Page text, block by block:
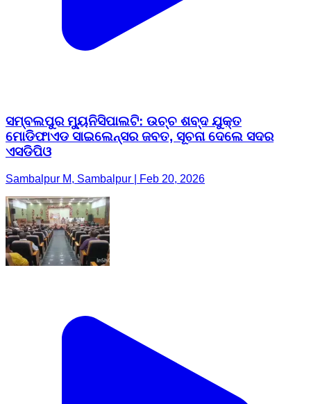
ସମ୍ବଲପୁର ମ୍ୟୁନିସିପାଲଟି: ଉଚ୍ଚ ଶବ୍ଦ ଯୁକ୍ତ
ମୋଡିଫାଏଡ ସାଇଲେନ୍ସର ଜବତ, ସୂଚନା ଦେଲେ ସଦର
ଏସଡିପିଓ
Sambalpur M, Sambalpur | Feb 20, 2026